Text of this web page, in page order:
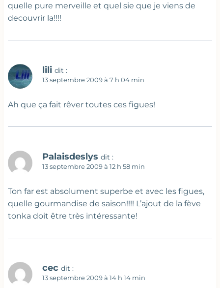
quelle pure merveille et quel sie que je viens de
decouvrir la!!!!
lili dit :
13 septembre 2009 à 7 h 04 min
Ah que ça fait rêver toutes ces figues!
Palaisdeslys dit :
13 septembre 2009 à 12 h 58 min
Ton far est absolument superbe et avec les figues,
quelle gourmandise de saison!!!! L’ajout de la fève
tonka doit être très intéressante!
cec dit :
13 septembre 2009 à 14 h 14 min